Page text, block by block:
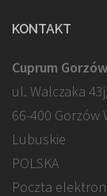
KONTAKT
Cuprum
ul. Walczaka
66-400 Gorzów
Lubuskie
POLSKA
Poczta